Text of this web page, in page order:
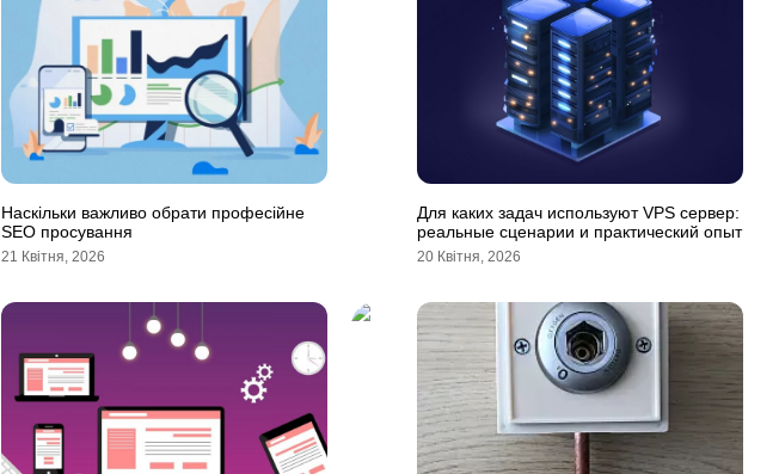
Наскільки важливо обрати професійне
SEO просування
21 Квітня, 2026
Для каких задач используют VPS сервер:
реальные сценарии и практический опыт
20 Квітня, 2026